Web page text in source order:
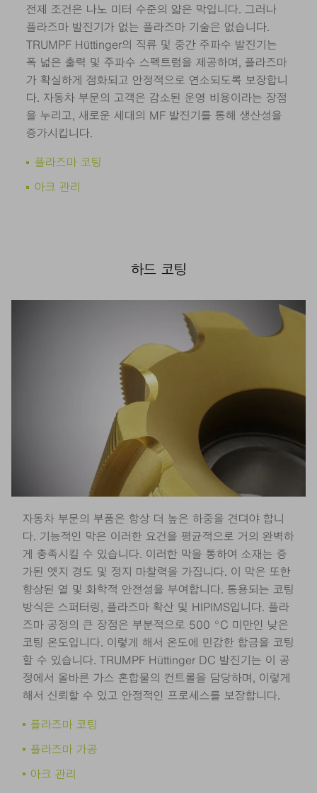
전제 조건은 나노 미터 수준의 얇은 막입니다. 그러나
플라즈마 발진기가 없는 플라즈마 기술은 없습니다.
TRUMPF Hüttinger의 직류 및 중간 주파수 발진기는
폭 넓은 출력 및 주파수 스펙트럼을 제공하며, 플라즈마
가 확실하게 점화되고 안정적으로 연소되도록 보장합니
다. 자동차 부문의 고객은 감소된 운영 비용이라는 장점
을 누리고, 새로운 세대의 MF 발진기를 통해 생산성을
증가시킵니다.
플라즈마 코팅
아크 관리
하드 코팅
자동차 부문의 부품은 항상 더 높은 하중을 견뎌야 합니
다. 기능적인 막은 이러한 요건을 평균적으로 거의 완벽하
게 충족시킬 수 있습니다. 이러한 막을 통하여 소재는 증
가된 엣지 경도 및 정지 마찰력을 가집니다. 이 막은 또한
향상된 열 및 화학적 안전성을 부여합니다. 통용되는 코팅
방식은 스퍼터링, 플라즈마 확산 및 HIPIMS입니다. 플라
즈마 공정의 큰 장점은 부분적으로 500 °C 미만인 낮은
코팅 온도입니다. 이렇게 해서 온도에 민감한 합금을 코팅
할 수 있습니다. TRUMPF Hüttinger DC 발진기는 이 공
정에서 올바른 가스 혼합물의 컨트롤을 담당하며, 이렇게
해서 신뢰할 수 있고 안정적인 프로세스를 보장합니다.
플라즈마 코팅
플라즈마 가공
아크 관리